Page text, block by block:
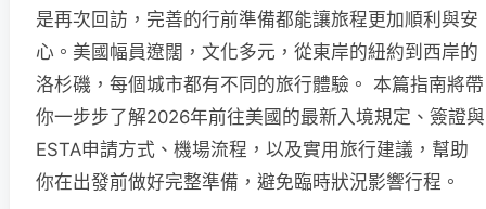
是再次回訪，完善的行前準備都能讓旅程更加順利與安
心。美國幅員遼闊，文化多元，從東岸的紐約到西岸的
洛杉磯，每個城市都有不同的旅行體驗。 本篇指南將帶
你一步步了解2026年前往美國的最新入境規定、簽證與
ESTA申請方式、機場流程，以及實用旅行建議，幫助
你在出發前做好完整準備，避免臨時狀況影響行程。